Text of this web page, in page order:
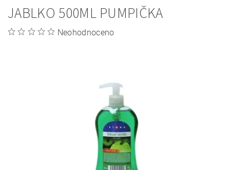
JABLKO 500ML PUMPIČKA
Neohodnoceno